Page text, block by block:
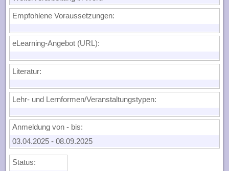
Empfohlene Voraussetzungen:
eLearning-Angebot (URL):
Literatur:
Lehr- und Lernformen/Veranstaltungstypen:
Anmeldung von - bis:
03.04.2025 - 08.09.2025
Status: